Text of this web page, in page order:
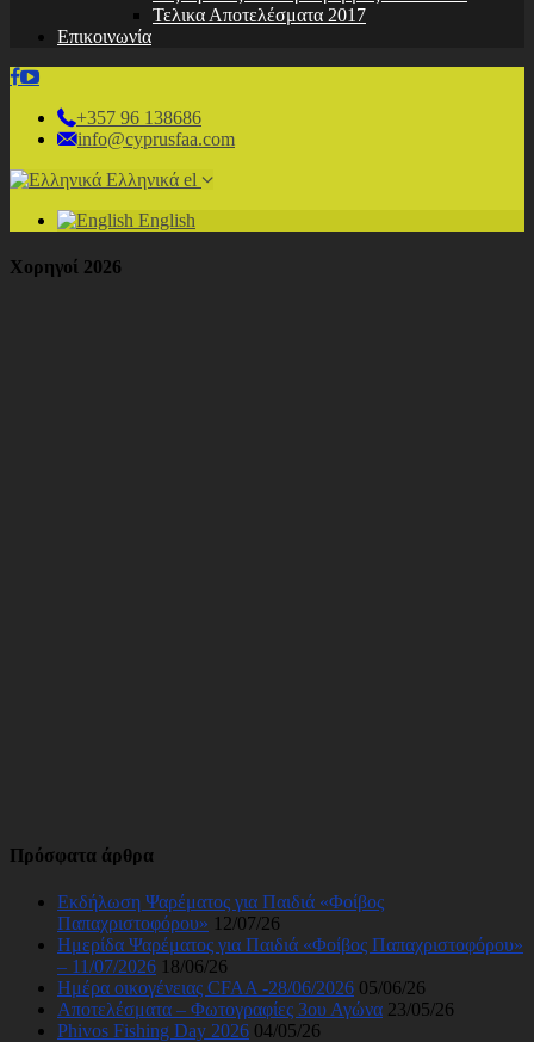
Τελικα Αποτελέσματα 2017
Επικοινωνία
+357 96 138686
info@cyprusfaa.com
Ελληνικά el
English
Χορηγοί 2026
Πρόσφατα άρθρα
Εκδήλωση Ψαρέματος για Παιδιά «Φοίβος
Παπαχριστοφόρου» 12/07/26
Ημερίδα Ψαρέματος για Παιδιά «Φοίβος Παπαχριστοφόρου»
– 11/07/2026 18/06/26
Ημέρα οικογένειας CFAA -28/06/2026 05/06/26
Αποτελέσματα – Φωτογραφίες 3ου Αγώνα 23/05/26
Phivos Fishing Day 2026 04/05/26